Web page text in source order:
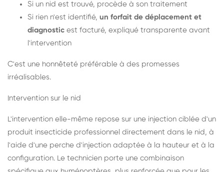
Si un nid est trouvé, procède à son traitement
Si rien n'est identifié, un forfait de déplacement et
diagnostic est facturé, expliqué transparente avant
l'intervention
C'est une honnêteté préférable à des promesses
irréalisables.
Intervention sur le nid
L'intervention elle-même repose sur une injection ciblée d'un
produit insecticide professionnel directement dans le nid, à
l'aide d'une perche d'injection adaptée à la hauteur et à la
configuration. Le technicien porte une combinaison